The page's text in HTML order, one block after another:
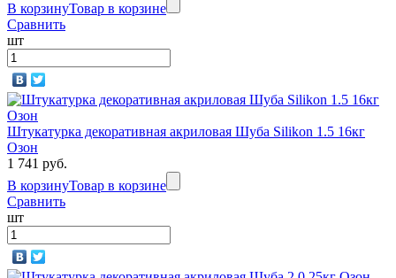
В корзинуТовар в корзине
Сравнить
шт
Штукатурка декоративная акриловая Шуба Silikon 1.5 16кг
Озон
1 741 руб.
В корзинуТовар в корзине
Сравнить
шт